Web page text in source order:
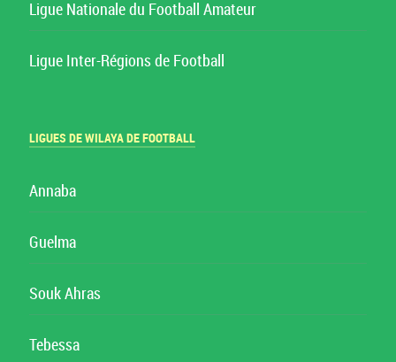
Ligue Nationale du Football Amateur
Ligue Inter-Régions de Football
LIGUES DE WILAYA DE FOOTBALL
Annaba
Guelma
Souk Ahras
Tebessa